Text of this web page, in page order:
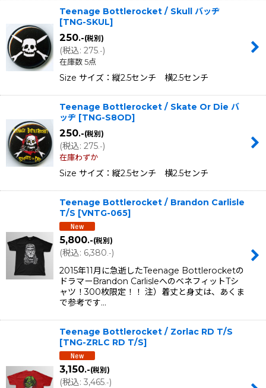
Teenage Bottlerocket / Skull バッヂ
[TNG-SKUL]
250.-(税別)
(税込: 275.-)
在庫数 5点
Size サイズ：縦2.5センチ 横2.5センチ
Teenage Bottlerocket / Skate Or Die バ
ッヂ [TNG-S8OD]
250.-(税別)
(税込: 275.-)
在庫わずか
Size サイズ：縦2.5センチ 横2.5センチ
Teenage Bottlerocket / Brandon Carlisle
T/S [VNTG-065]
5,800.-(税別)
(税込: 6,380 .-)
2015年11月に急逝したTeenage Bottlerocketの
ドラマーBrandon CarlisleへのベネフィットTシ
ャツ！300枚限定！！ 注）着丈と身丈は、あくま
で参考です…
Teenage Bottlerocket / Zorlac RD T/S
[TNG-ZRLC RD T/S]
3,150.-(税別)
(税込: 3,465 .-)